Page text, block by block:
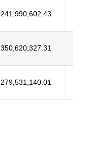
241,990,602.43
350,620,327.31
279,531,140.01